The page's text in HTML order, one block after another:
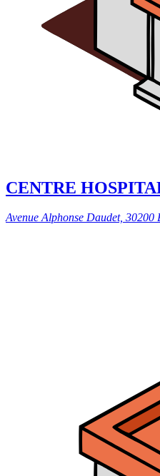
CENTRE
Avenue Alphonse Daudet,